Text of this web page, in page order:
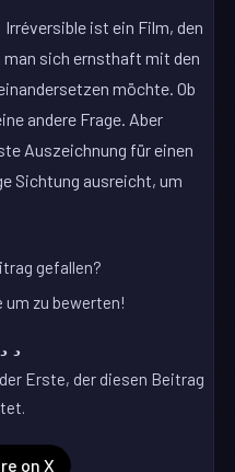
ist ein Film, den
man sich ernsthaft mit den
möchte. Ob
andere Frage. Aber
Auszeichnung für einen
Sichtung ausreicht, um
gefallen?
um zu bewerten!
Erste, der diesen Beitrag
on X